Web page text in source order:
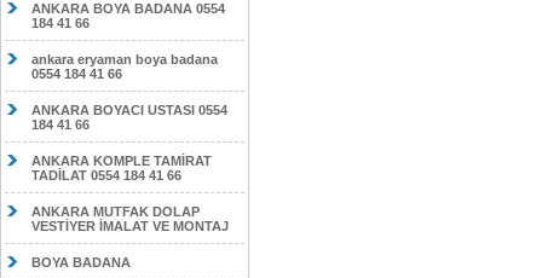
ANKARA BOYA BADANA 0554
184 41 66
ankara eryaman boya badana
0554 184 41 66
ANKARA BOYACI USTASI 0554
184 41 66
ANKARA KOMPLE TAMİRAT
TADİLAT 0554 184 41 66
ANKARA MUTFAK DOLAP
VESTİYER İMALAT VE MONTAJ
BOYA BADANA